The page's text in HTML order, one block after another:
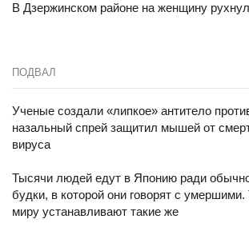
В Дзержинском районе на женщину
ПОДВАЛ
Ученые создали «липкое» антитело
назальный спрей защитил мышей от
вируса
Тысячи людей едут в Японию ради
будки, в которой они говорят с
миру устанавливают такие же